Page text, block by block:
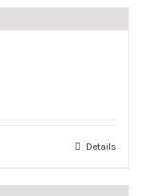
Details